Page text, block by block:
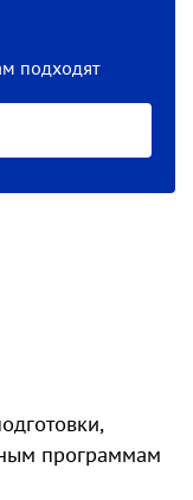
подходят
программам